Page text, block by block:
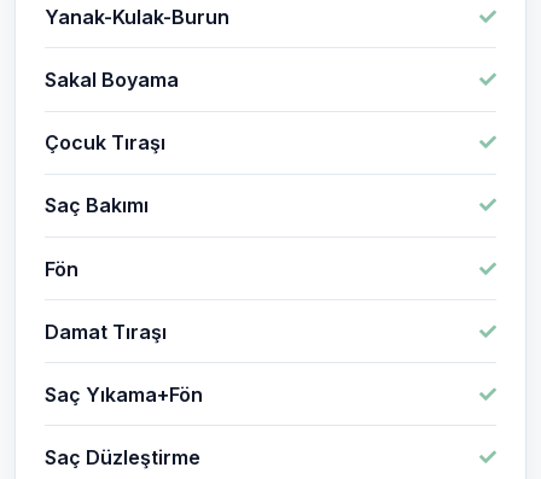
Yanak-Kulak-Burun
Sakal Boyama
Çocuk Tıraşı
Saç Bakımı
Fön
Damat Tıraşı
Saç Yıkama+Fön
Saç Düzleştirme